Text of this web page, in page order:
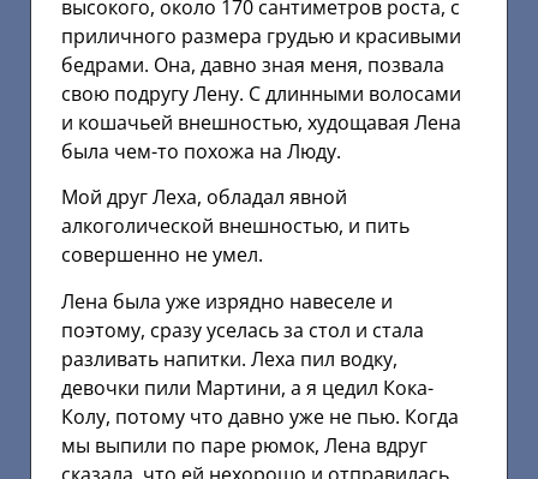
высокого, около 170 сантиметров роста, с
приличного размера грудью и красивыми
бедрами. Она, давно зная меня, позвала
свою подругу Лену. С длинными волосами
и кошачьей внешностью, худощавая Лена
была чем-то похожа на Люду.
Мой друг Леха, обладал явной
алкоголической внешностью, и пить
совершенно не умел.
Лена была уже изрядно навеселе и
поэтому, сразу уселась за стол и стала
разливать напитки. Леха пил водку,
девочки пили Мартини, а я цедил Кока-
Колу, потому что давно уже не пью. Когда
мы выпили по паре рюмок, Лена вдруг